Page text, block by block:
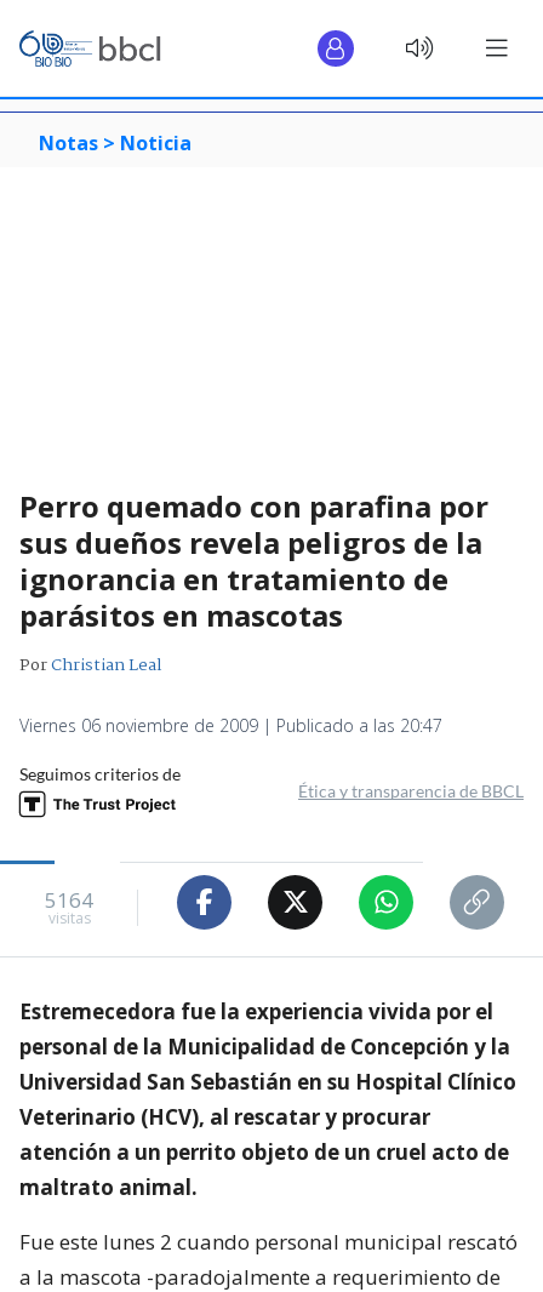
Notas > Noticia
Perro quemado con parafina por
sus dueños revela peligros de la
ignorancia en tratamiento de
parásitos en mascotas
PorChristian Leal
Viernes 06 noviembre de 2009 | Publicado a las 20:47
Seguimos criterios de
Ética y transparencia de BBCL
5164
visitas
Estremecedora fue la experiencia vivida por el
personal de la Municipalidad de Concepción y la
Universidad San Sebastián en su Hospital Clínico
Veterinario (HCV), al rescatar y procurar
atención a un perrito objeto de un cruel acto de
maltrato animal.
Fue este lunes 2 cuando personal municipal rescató
a la mascota -paradojalmente a requerimiento de